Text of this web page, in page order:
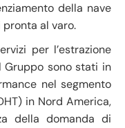
della nave
al varo.
per l’estrazione
sono stati in
nel segmento
in Nord America,
della domanda di